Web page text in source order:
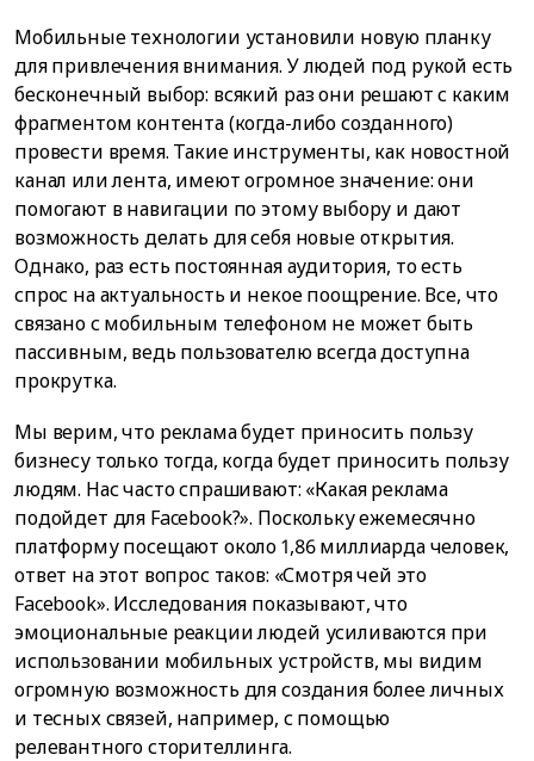
Мобильные технологии установили новую планку
для привлечения внимания. У людей под рукой есть
бесконечный выбор: всякий раз они решают с каким
фрагментом контента (когда-либо созданного)
провести время. Такие инструменты, как новостной
канал или лента, имеют огромное значение: они
помогают в навигации по этому выбору и дают
возможность делать для себя новые открытия.
Однако, раз есть постоянная аудитория, то есть
спрос на актуальность и некое поощрение. Все, что
связано с мобильным телефоном не может быть
пассивным, ведь пользователю всегда доступна
прокрутка.
Мы верим, что реклама будет приносить пользу
бизнесу только тогда, когда будет приносить пользу
людям. Нас часто спрашивают: «Какая реклама
подойдет для Facebook?». Поскольку ежемесячно
платформу посещают около 1,86 миллиарда человек,
ответ на этот вопрос таков: «Смотря чей это
Facebook». Исследования показывают, что
эмоциональные реакции людей усиливаются при
использовании мобильных устройств, мы видим
огромную возможность для создания более личных
и тесных связей, например, с помощью
релевантного сторителлинга.